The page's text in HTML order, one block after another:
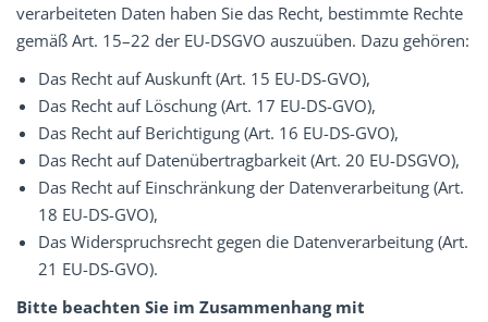
verarbeiteten Daten haben Sie das Recht, bestimmte Rechte
gemäß Art. 15–22 der EU-DSGVO auszuüben. Dazu gehören:
Das Recht auf Auskunft (Art. 15 EU-DS-GVO),
Das Recht auf Löschung (Art. 17 EU-DS-GVO),
Das Recht auf Berichtigung (Art. 16 EU-DS-GVO),
Das Recht auf Datenübertragbarkeit (Art. 20 EU-DSGVO),
Das Recht auf Einschränkung der Datenverarbeitung (Art.
18 EU-DS-GVO),
Das Widerspruchsrecht gegen die Datenverarbeitung (Art.
21 EU-DS-GVO).
Bitte beachten Sie im Zusammenhang mit